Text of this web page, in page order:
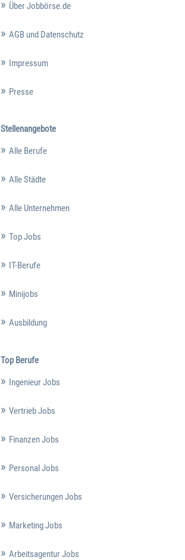
Über Jobbörse.de
AGB und Datenschutz
Impressum
Presse
Stellenangebote
Alle Berufe
Alle Städte
Alle Unternehmen
Top Jobs
IT-Berufe
Minijobs
Ausbildung
Top Berufe
Ingenieur Jobs
Vertrieb Jobs
Finanzen Jobs
Personal Jobs
Versicherungen Jobs
Marketing Jobs
Arbeitsagentur Jobs